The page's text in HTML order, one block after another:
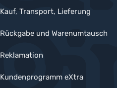
Kauf, Transport, Lieferung
Rückgabe und Warenumtausch
Reklamation
Kundenprogramm eXtra